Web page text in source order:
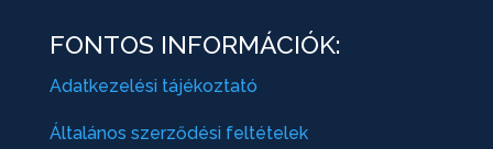
FONTOS INFORMÁCIÓK:
Adatkezelési tájékoztató
Általános szerződési feltételek